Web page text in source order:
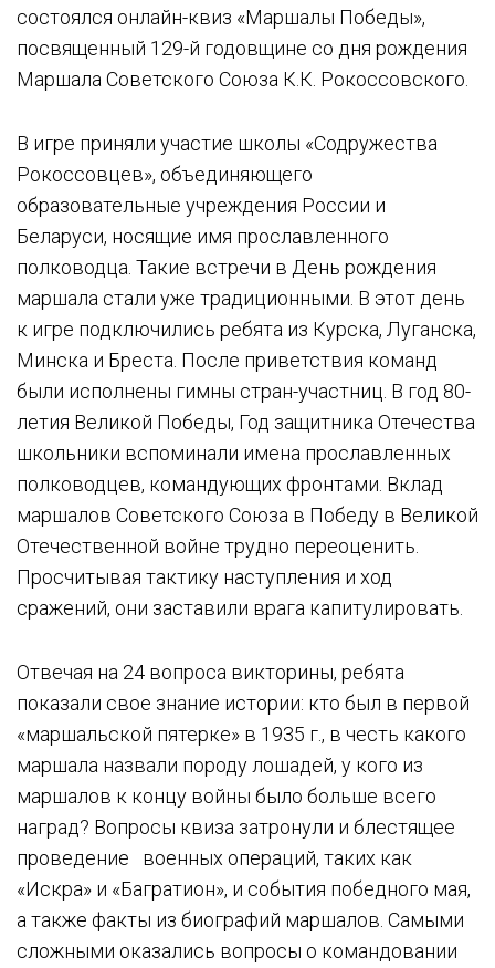
состоялся онлайн-квиз «Маршалы Победы»,
посвященный 129-й годовщине со дня рождения
Маршала Советского Союза К.К. Рокоссовского.
В игре приняли участие школы «Содружества
Рокоссовцев», объединяющего
образовательные учреждения России и
Беларуси, носящие имя прославленного
полководца. Такие встречи в День рождения
маршала стали уже традиционными. В этот день
к игре подключились ребята из Курска, Луганска,
Минска и Бреста. После приветствия команд
были исполнены гимны стран-участниц. В год 80-
летия Великой Победы, Год защитника Отечества
школьники вспоминали имена прославленных
полководцев, командующих фронтами. Вклад
маршалов Советского Союза в Победу в Великой
Отечественной войне трудно переоценить.
Просчитывая тактику наступления и ход
сражений, они заставили врага капитулировать.
Отвечая на 24 вопроса викторины, ребята
показали свое знание истории: кто был в первой
«маршальской пятерке» в 1935 г., в честь какого
маршала назвали породу лошадей, у кого из
маршалов к концу войны было больше всего
наград? Вопросы квиза затронули и блестящее
проведение военных операций, таких как
«Искра» и «Багратион», и события победного мая,
а также факты из биографий маршалов. Самыми
сложными оказались вопросы о командовании